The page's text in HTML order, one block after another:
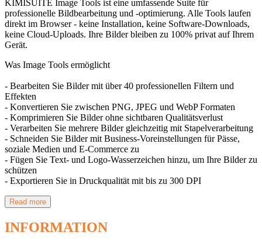
KIMISUITE Image Tools ist eine umfassende Suite für
professionelle Bildbearbeitung und -optimierung. Alle Tools laufen
direkt im Browser - keine Installation, keine Software-Downloads,
keine Cloud-Uploads. Ihre Bilder bleiben zu 100% privat auf Ihrem
Gerät.
Was Image Tools ermöglicht
- Bearbeiten Sie Bilder mit über 40 professionellen Filtern und
Effekten
- Konvertieren Sie zwischen PNG, JPEG und WebP Formaten
- Komprimieren Sie Bilder ohne sichtbaren Qualitätsverlust
- Verarbeiten Sie mehrere Bilder gleichzeitig mit Stapelverarbeitung
- Schneiden Sie Bilder mit Business-Voreinstellungen für Pässe,
soziale Medien und E-Commerce zu
- Fügen Sie Text- und Logo-Wasserzeichen hinzu, um Ihre Bilder zu
schützen
- Exportieren Sie in Druckqualität mit bis zu 300 DPI
Read more
INFORMATION